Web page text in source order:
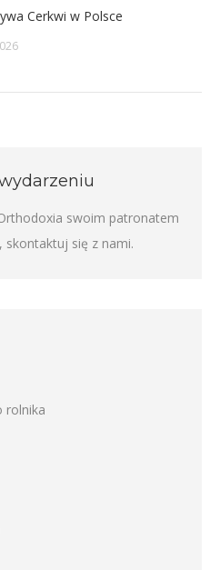
Cerkwi w Polsce
swoim patronatem
skontaktuj się z nami.
rolnika